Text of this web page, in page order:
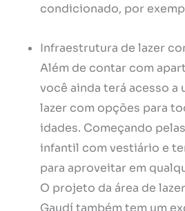
condicionado, por
Infraestrutura de lazer
Além de contar com
você ainda terá acesso a
lazer com opções para
idades. Começando
infantil com vestiário e
para aproveitar em
O projeto da área de
Gaudí também tem um